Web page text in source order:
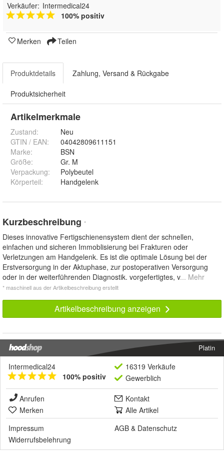
Verkäufer: Intermedical24
100% positiv
Merken Teilen
Produktdetails Zahlung, Versand & Rückgabe
Produktsicherheit
Artikelmerkmale
Zustand:
Neu
GTIN / EAN:
04042809611151
Marke:
BSN
Größe:
Gr. M
Verpackung:
Polybeutel
Körperteil: Handgelenk
Kurzbeschreibung *
Dieses innovative Fertigschienensystem dient der schnellen,
einfachen und sicheren Immoblisierung bei Frakturen oder
Verletzungen am Handgelenk. Es ist die optimale Lösung bei der
Erstversorgung in der Aktuphase, zur postoperativen Versorgung
oder in der weiterführenden Diagnostik. vorgefertigtes, v... Mehr
* maschinell aus der Artikelbeschreibung erstellt
Artikelbeschreibung anzeigen
Platin
Intermedical24
100% positiv
16319 Verkäufe
Gewerblich
Anrufen
Kontakt
Merken
Alle Artikel
Impressum
AGB & Datenschutz
Widerrufsbelehrung